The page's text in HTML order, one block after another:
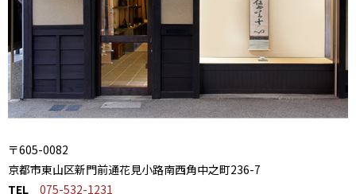
〒605-0082
京都市東山区新門前通花見小路南西角中之町236-7
TEL
075-532-1231